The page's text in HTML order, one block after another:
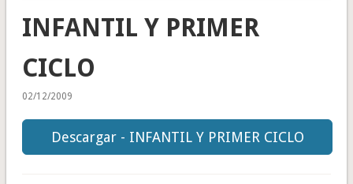
INFANTIL Y PRIMER
CICLO
02/12/2009
Descargar - INFANTIL Y PRIMER CICLO